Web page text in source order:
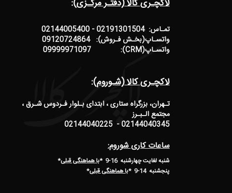
لاکچـری کالا (دفتـر مرکـزی):
تمـاس: 02191301504 - 02144005400
واتسـاپ(بخـش فـروش): 09120724864
واتسـاپ(CRM): 09999971097
لاکچـری کالا (شـوروم):
تـهران، بزرگراه ستاری ، ابتدای بـلوار فـردوس شـرق ،
مجتمع الـبـرز
02144040345 - 02144040225
ساعات کاری شوروم:
شنبه لغایت چهارشنبه 16-9 * با هماهنگی قبلی*
پنجشنبه 14-9
*با هماهنگی قبلی*